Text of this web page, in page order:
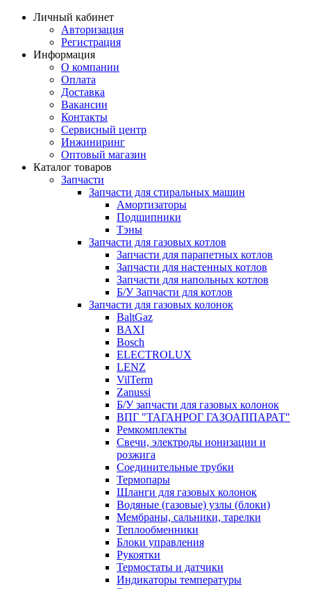
Личный кабинет
Авторизация
Регистрация
Информация
О компании
Оплата
Доставка
Вакансии
Контакты
Сервисный центр
Инжиниринг
Оптовый магазин
Каталог товаров
Запчасти
Запчасти для стиральных машин
Амортизаторы
Подшипники
Тэны
Запчасти для газовых котлов
Запчасти для парапетных котлов
Запчасти для настенных котлов
Запчасти для напольных котлов
Б/У Запчасти для котлов
Запчасти для газовых колонок
BaltGaz
BAXI
Bosch
ELECTROLUX
LENZ
VilTerm
Zanussi
Б/У запчасти для газовых колонок
ВПГ "ТАГАНРОГ ГАЗОАППАРАТ"
Ремкомплекты
Свечи, электроды ионизации и
розжига
Соединительные трубки
Термопары
Шланги для газовых колонок
Водяные (газовые) узлы (блоки)
Мембраны, сальники, тарелки
Теплообменники
Блоки управления
Рукоятки
Термостаты и датчики
Индикаторы температуры